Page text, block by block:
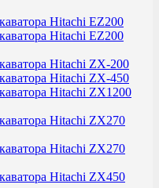
Hitachi EZ200
Hitachi EZ200
Hitachi ZX-200
Hitachi ZX-450
Hitachi ZX1200
Hitachi ZX270
Hitachi ZX270
Hitachi ZX450